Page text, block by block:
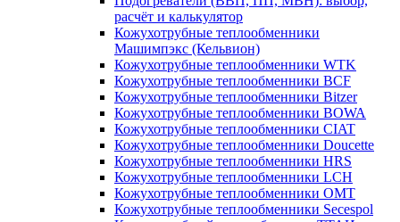
расчёт и калькулятор
Кожухотрубные теплообменники
Машимпэкс (Кельвион)
Кожухотрубные теплообменники WTK
Кожухотрубные теплообменники BCF
Кожухотрубные теплообменники Bitzer
Кожухотрубные теплообменники BOWA
Кожухотрубные теплообменники CIAT
Кожухотрубные теплообменники Doucette
Кожухотрубные теплообменники HRS
Кожухотрубные теплообменники LCH
Кожухотрубные теплообменники OMT
Кожухотрубные теплообменники Secespol